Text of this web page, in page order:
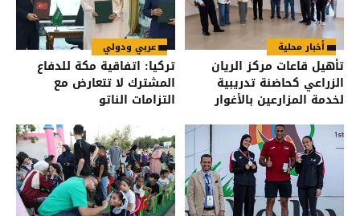
أخبار محلية
تأهيل قاعات مركز الريان
الزراعي كحاضنة تدريبية
لخدمة المزارعين بالأغوار
عربي ودولي
تركيا: اتفاقية مكة للدفاع
المشترك لا تتعارض مع
التزامات الناتو